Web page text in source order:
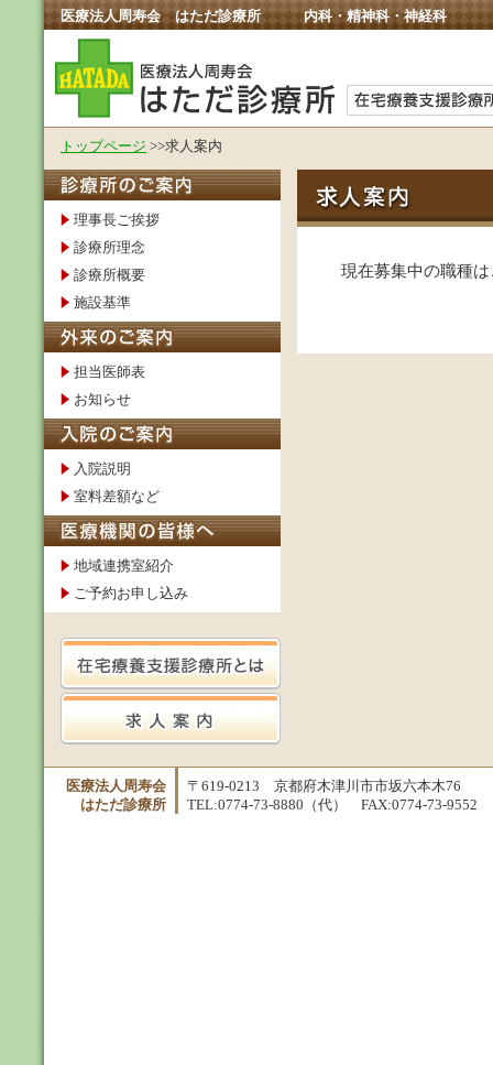
医療法人周寿会 はただ診療所 内科・精神科・神経科
トップページ >>求人案内
理事長ご挨拶
診療所理念
診療所概要
施設基準
担当医師表
お知らせ
入院説明
室料差額など
地域連携室紹介
ご予約お申し込み
現在募集中の職種
医療法人周寿会
はただ診療所
〒619-0213 京都府木津川市市坂六本木76
TEL:0774-73-8880（代） FAX:0774-73-9552